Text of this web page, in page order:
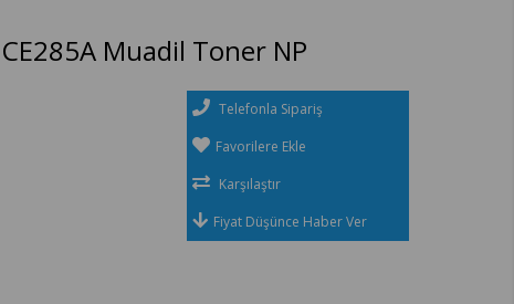
Muadil Toner NP
Telefonla Sipariş
Favorilere Ekle
Karşılaştır
Fiyat Düşünce Haber Ver